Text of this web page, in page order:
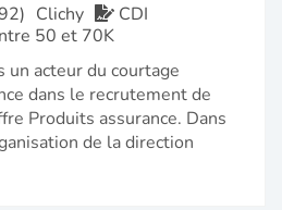
Clichy
CDI
50 et 70K
un acteur du courtage
dans le recrutement de
Produits assurance. Dans
de la direction